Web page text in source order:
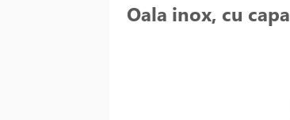
Oala inox, cu